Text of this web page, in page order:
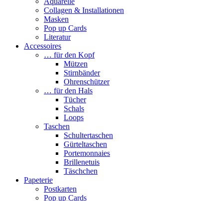
Collagen & Installationen
Masken
Pop up Cards
Literatur
Accessoires
… für den Kopf
Mützen
Stirnbänder
Ohrenschützer
… für den Hals
Tücher
Schals
Loops
Taschen
Schultertaschen
Gürteltaschen
Portemonnaies
Brillenetuis
Täschchen
Papeterie
Postkarten
Pop up Cards